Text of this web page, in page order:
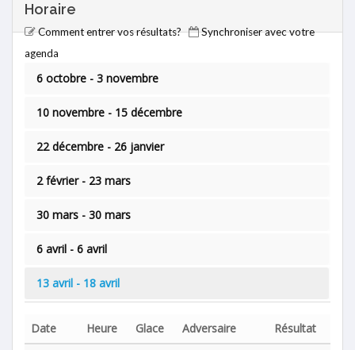
Horaire
Comment entrer vos résultats?
Synchroniser avec votre
agenda
6 octobre - 3 novembre
10 novembre - 15 décembre
22 décembre - 26 janvier
2 février - 23 mars
30 mars - 30 mars
6 avril - 6 avril
13 avril - 18 avril
Date Heure Glace Adversaire
Résultat